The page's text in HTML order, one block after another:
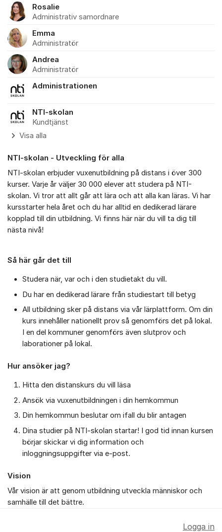
Rosalie
Administrativ samordnare
Emma
Administratör
Andrea
Administratör
Administrationen
NTI-skolan
Kundtjänst
Visa alla
NTI-skolan - Utveckling för alla
NTI-skolan erbjuder vuxenutbildning på distans i över 300
kurser. Varje år väljer 30 000 elever att studera på NTI-
skolan. Vi tror att allt går att lära och att alla kan läras. Vi har
kursstarter hela året och du har alltid en dedikerad lärare
kopplad till din utbildning. Vi finns här när du vill ta dig till
nästa nivå!
Så här går det till
Studera när, var och i den studietakt du vill.
Du har en dedikerad lärare från studiestart till betyg
All utbildning sker på distans via vår lärplattform. Om din
kurs innehåller nationellt prov så genomförs det på lokal.
I en del kommuner genomförs även slutprov och
laborationer på lokal.
Hur ansöker jag?
Hitta den distanskurs du vill läsa
Ansök via vuxenutbildningen i din hemkommun
Din hemkommun beslutar om ifall du blir antagen
Dina studier på NTI-skolan startar! I god tid innan kursen
börjar skickar vi dig information och
inloggningsuppgifter via e-post.
Vision
Vår vision är att genom utbildning utveckla människor och
samhälle till det bättre.
Logga in